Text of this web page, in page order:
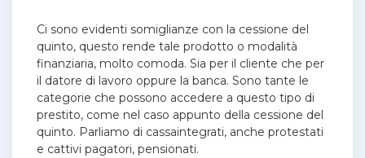
Ci sono evidenti somiglianze con la cessione del
quinto, questo rende tale prodotto o modalità
finanziaria, molto comoda. Sia per il cliente che per
il datore di lavoro oppure la banca. Sono tante le
categorie che possono accedere a questo tipo di
prestito, come nel caso appunto della cessione del
quinto. Parliamo di cassaintegrati, anche protestati
e cattivi pagatori, pensionati.